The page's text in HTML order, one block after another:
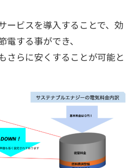
ービスを導入することで、効
する事ができ、
さらに安くすることが可能と